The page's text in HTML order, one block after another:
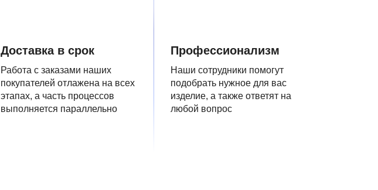
Доставка в срок
Работа с заказами наших
покупателей отлажена на всех
этапах, а часть процессов
выполняется параллельно
Профессионализм
Наши сотрудники помогут
подобрать нужное для вас
изделие, а также ответят на
любой вопрос